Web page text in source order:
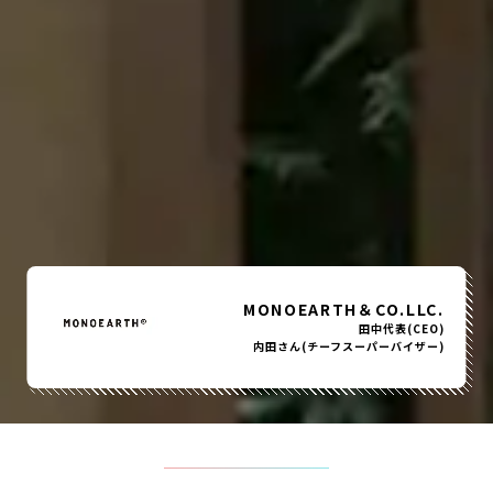
MONOEARTH＆CO.LLC.
田中代表(CEO)
内田さん(チーフスーパーバイザー)